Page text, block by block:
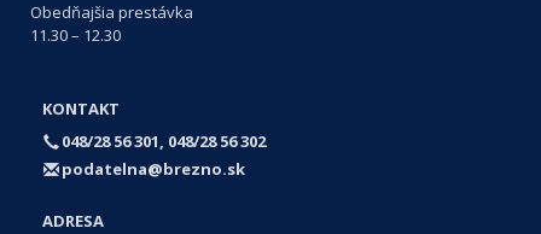
Obedňajšia prestávka
11.30 – 12.30
KONTAKT
048/28 56 301, 048/28 56 302
podatelna@brezno.sk
ADRESA